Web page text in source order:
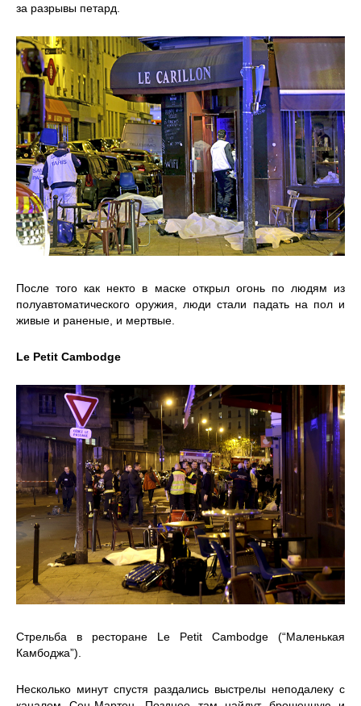
за разрывы петард.
После того как некто в маске открыл огонь по людям из
полуавтоматического оружия, люди стали падать на пол и
живые и раненые, и мертвые.
Le Petit Cambodge
Стрельба в ресторане Le Petit Cambodge (“Маленькая
Камбоджа”).
Несколько минут спустя раздались выстрелы неподалеку с